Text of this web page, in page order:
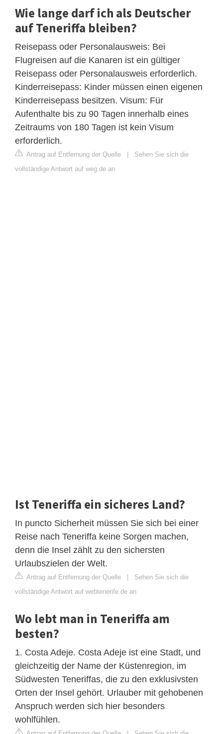
Wie lange darf ich als Deutscher
auf Teneriffa bleiben?
Reisepass oder Personalausweis: Bei
Flugreisen auf die Kanaren ist ein gültiger
Reisepass oder Personalausweis erforderlich.
Kinderreisepass: Kinder müssen einen eigenen
Kinderreisepass besitzen. Visum: Für
Aufenthalte bis zu 90 Tagen innerhalb eines
Zeitraums von 180 Tagen ist kein Visum
erforderlich.
Antrag auf Entfernung der Quelle | Sehen Sie sich die
vollständige Antwort auf weg.de an
Ist Teneriffa ein sicheres Land?
In puncto Sicherheit müssen Sie sich bei einer
Reise nach Teneriffa keine Sorgen machen,
denn die Insel zählt zu den sichersten
Urlaubszielen der Welt.
Antrag auf Entfernung der Quelle | Sehen Sie sich die
vollständige Antwort auf webtenerife.de an
Wo lebt man in Teneriffa am
besten?
1. Costa Adeje. Costa Adeje ist eine Stadt, und
gleichzeitig der Name der Küstenregion, im
Südwesten Teneriffas, die zu den exklusivsten
Orten der Insel gehört. Urlauber mit gehobenen
Anspruch werden sich hier besonders
wohlfühlen.